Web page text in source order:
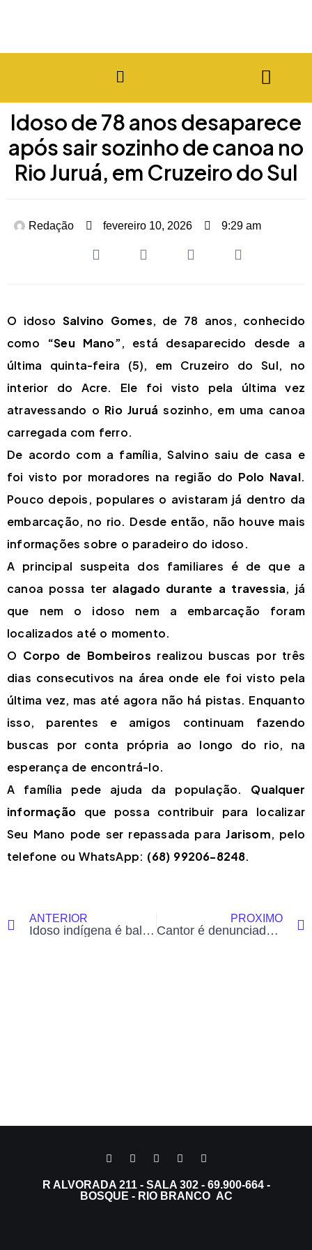
Idoso de 78 anos desaparece
após sair sozinho de canoa no
Rio Juruá, em Cruzeiro do Sul
Redação fevereiro 10, 2026 9:29 am
O idoso Salvino Gomes, de 78 anos, conhecido
como “Seu Mano”, está desaparecido desde a
última quinta-feira (5), em Cruzeiro do Sul, no
interior do Acre. Ele foi visto pela última vez
atravessando o Rio Juruá sozinho, em uma canoa
carregada com ferro.
De acordo com a família, Salvino saiu de casa e
foi visto por moradores na região do Polo Naval.
Pouco depois, populares o avistaram já dentro da
embarcação, no rio. Desde então, não houve mais
informações sobre o paradeiro do idoso.
A principal suspeita dos familiares é de que a
canoa possa ter alagado durante a travessia, já
que nem o idoso nem a embarcação foram
localizados até o momento.
O Corpo de Bombeiros realizou buscas por três
dias consecutivos na área onde ele foi visto pela
última vez, mas até agora não há pistas. Enquanto
isso, parentes e amigos continuam fazendo
buscas por conta própria ao longo do rio, na
esperança de encontrá-lo.
A família pede ajuda da população. Qualquer
informação que possa contribuir para localizar
Seu Mano pode ser repassada paraJarisom, pelo
telefone ou WhatsApp: (68) 99206-8248.
ANTERIOR
Idoso indígena é baleado por armadilha deixada por caçadores ilegais dentro de terra indígena no Acre
PRÓXIMO
Cantor é denunciado por agressão em posto de combustíveis no Bujari; artista nega e diz que foi provocado
R ALVORADA 211 - SALA 302 - 69.900-664 -
BOSQUE - RIO BRANCO AC